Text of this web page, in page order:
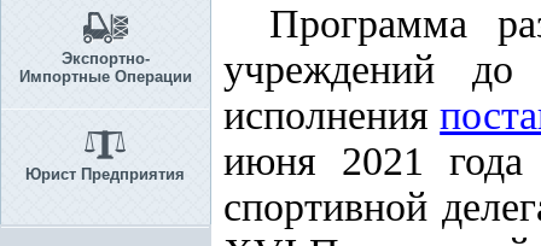
Экспортно-
Импортные Операции
Юрист Предприятия
Программа
учреждений до
исполнения
июня 2021
спортивной